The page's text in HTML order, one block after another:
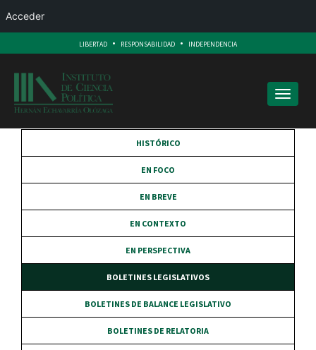
LIBERTAD . RESPONSABILIDAD . INDEPENDENCIA
Toggle
HISTÓRICO
EN FOCO
EN BREVE
EN CONTEXTO
EN PERSPECTIVA
BOLETINES LEGISLATIVOS
BOLETINES DE BALANCE LEGISLATIVO
BOLETINES DE RELATORIA
Acceder